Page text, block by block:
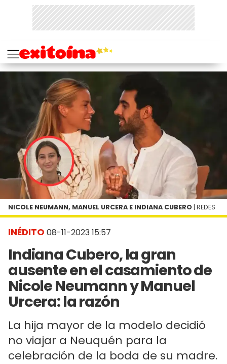
INÉDITO 08-11-2023 15:57
Indiana Cubero, la gran
ausente en el casamiento de
Nicole Neumann y Manuel
Urcera: la razón
La hija mayor de la modelo decidió
no viajar a Neuquén para la
celebración de la boda de su madre.
NICOLE NEUMANN, MANUEL URCERA E INDIANA CUBERO | REDES